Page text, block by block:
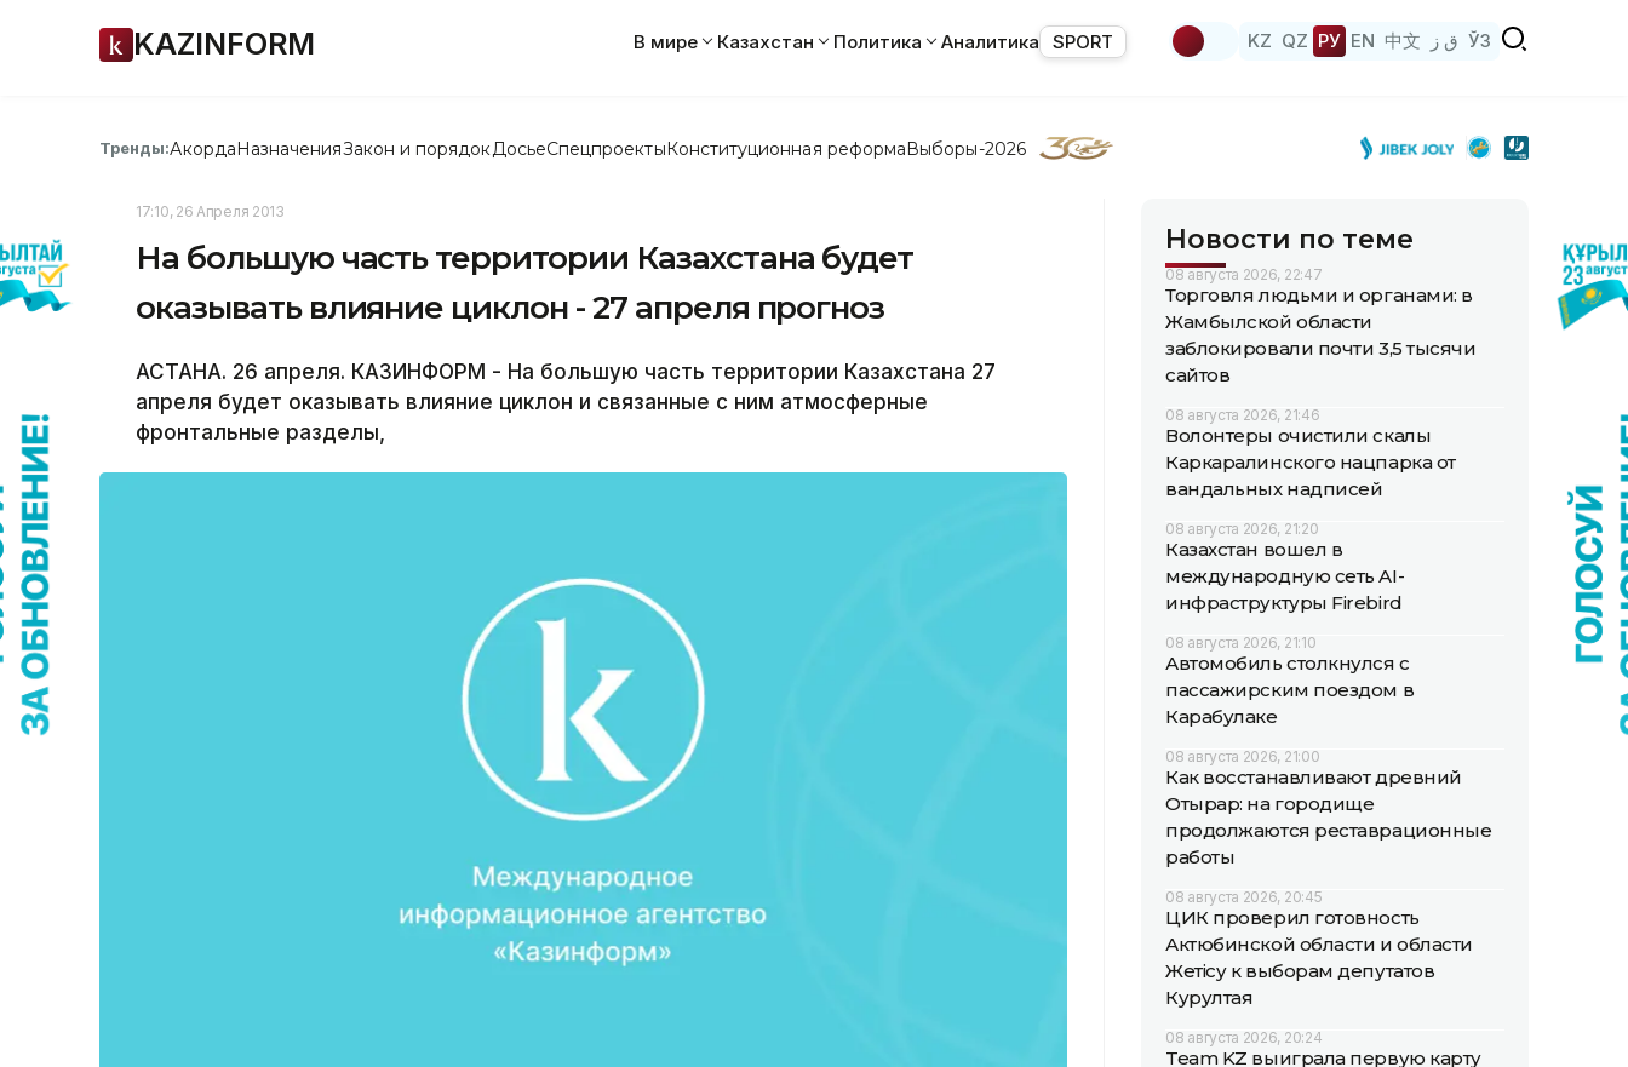
KAZINFORM В мире Казахстан Политика Аналитика SPORT KZ QZ РУ EN 中文 ق ز ЎЗ
Тренды:АкордаНазначенияЗакон и порядок ДосьеСпецпроектыКонституционная реформаВыборы-2026
17:10, 26 Апреля 2013
На большую часть территории Казахстана будет
оказывать влияние циклон - 27 апреля прогноз
АСТАНА. 26 апреля. КАЗИНФОРМ - На большую часть территории Казахстана 27
апреля будет оказывать влияние циклон и связанные с ним атмосферные
фронтальные разделы,
Новости по теме
08 августа 2026, 22:47
Торговля людьми и органами: в
Жамбылской области
заблокировали почти 3,5 тысячи
сайтов
08 августа 2026, 21:46
Волонтеры очистили скалы
Каркаралинского нацпарка от
вандальных надписей
08 августа 2026, 21:20
Казахстан вошел в
международную сеть AI-
инфраструктуры Firebird
08 августа 2026, 21:10
Автомобиль столкнулся с
пассажирским поездом в
Карабулаке
08 августа 2026, 21:00
Как восстанавливают древний
Отырар: на городище
продолжаются реставрационные
работы
08 августа 2026, 20:45
ЦИК проверил готовность
Актюбинской области и области
Жетісу к выборам депутатов
Курултая
08 августа 2026, 20:24
Team KZ выиграла первую карту